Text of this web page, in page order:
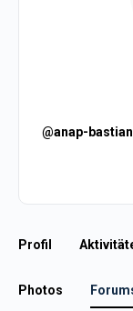
@anap-
Profil
Photos